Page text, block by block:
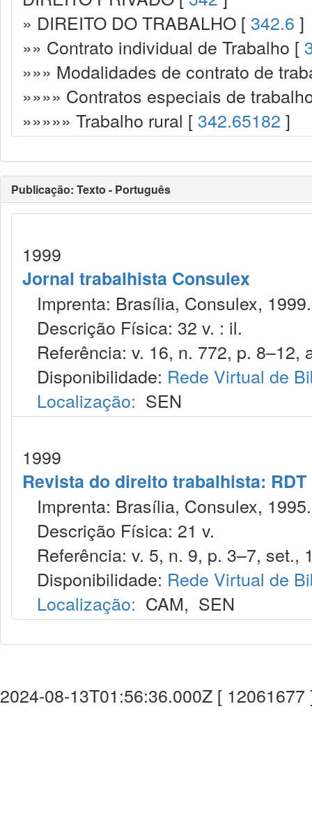
» DIREITO DO TRABALHO [ 342.6 ]
»» Contrato individual de Trabalho [
»»» Modalidades de contrato de
»»»» Contratos especiais de
»»»»» Trabalho rural [ 342.65182 ]
Publicação: Texto - Português
1999
Jornal trabalhista Consulex
Imprenta: Brasília, Consulex, 1999.
Descrição Física: 32 v. : il.
Referência: v. 16, n. 772, p. 8–12,
Disponibilidade: Rede Virtual de
Localização: SEN
1999
Revista do direito trabalhista: RDT
Imprenta: Brasília, Consulex, 1995.
Descrição Física: 21 v.
Referência: v. 5, n. 9, p. 3–7, set.,
Disponibilidade: Rede Virtual de
Localização: CAM, SEN
2024-08-13T01:56:36.000Z [ 12061677